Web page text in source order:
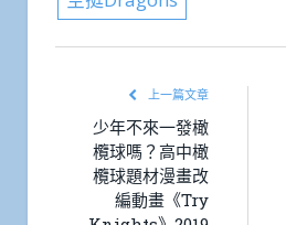
上一篇文章
少年不來一發橄
欖球嗎？高中橄
欖球題材漫畫改
編動畫《Try